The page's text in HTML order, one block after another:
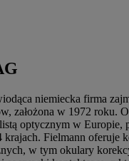
niemiecka firma
założona w 1972 roku.
optycznym w Europie,
Fielmann oferuje
w tym okulary